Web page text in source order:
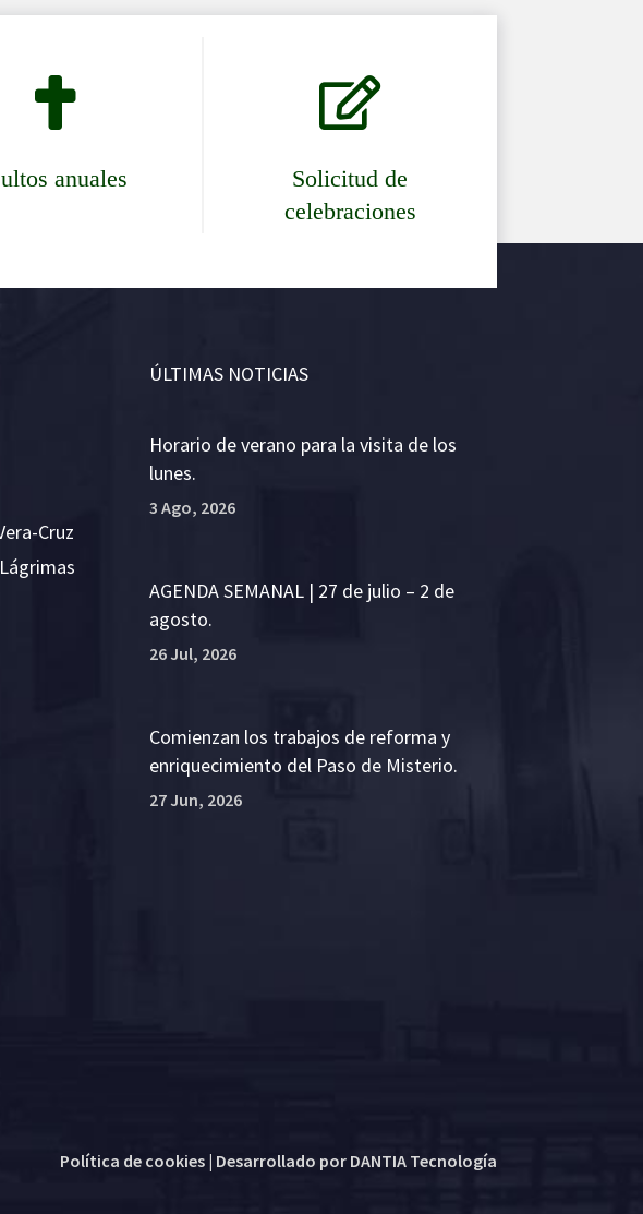

anuales

Solicitud de
celebraciones
Cruz
ÚLTIMAS NOTICIAS
Horario de verano para la visita de los
lunes.
3 Ago, 2026
AGENDA SEMANAL | 27 de julio – 2 de
agosto.
26 Jul, 2026
Comienzan los trabajos de reforma y
enriquecimiento del Paso de Misterio.
27 Jun, 2026
Política de cookies| Desarrollado por DANTIA Tecnología